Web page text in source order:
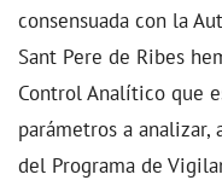
consensuada con la
Sant Pere de Ribes
Control Analítico que
parámetros a
del Programa de